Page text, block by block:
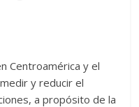
Centroamérica y el
y reducir el
a propósito de la